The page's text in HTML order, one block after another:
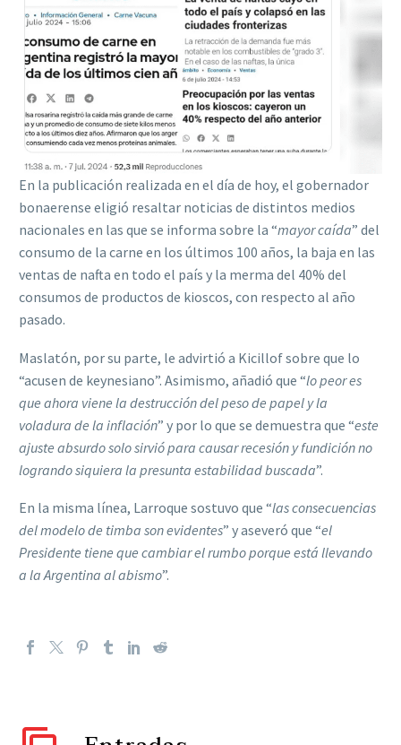
En la publicación realizada en el día de hoy, el gobernador
bonaerense eligió resaltar noticias de distintos medios
nacionales en las que se informa sobre la “mayor caída” del
consumo de la carne en los últimos 100 años, la baja en las
ventas de nafta en todo el país y la merma del 40% del
consumos de productos de kioscos, con respecto al año
pasado.
Maslatón, por su parte, le advirtió a Kicillof sobre que lo
“acusen de keynesiano”. Asimismo, añadió que “lo peor es
que ahora viene la destrucción del peso de papel y la
voladura de la inflación” y por lo que se demuestra que “este
ajuste absurdo solo sirvió para causar recesión y fundición no
logrando siquiera la presunta estabilidad buscada”.
En la misma línea, Larroque sostuvo que “las consecuencias
del modelo de timba son evidentes” y aseveró que “el
Presidente tiene que cambiar el rumbo porque está llevando
a la Argentina al abismo”.